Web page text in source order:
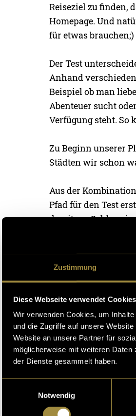
Zustimmung
Diese Webseite verwendet Cookies
Wir verwenden Cookies, um
und die Zugriffe auf unsere
Website an unsere Partner für
möglicherweise mit weiteren
der Dienste gesammelt haben.
Notwendig
Reiseziel zu finden,
Homepage. Und
für etwas brauchen;)
Der Test
Anhand
Beispiel ob man
Abenteuer sucht
Verfügung steht. So
Zu Beginn unserer
Städten wir schon
Aus der
Pfad für den Test
damit am Schluss
Stockholm,